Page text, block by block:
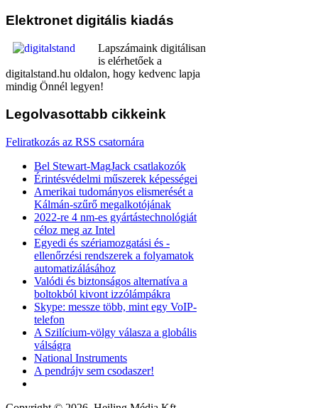
Elektronet digitális kiadás
Lapszámaink digitálisan
is elérhetőek a
digitalstand.hu oldalon, hogy kedvenc lapja
mindig Önnél legyen!
Legolvasottabb cikkeink
Feliratkozás az RSS csatornára
Bel Stewart-MagJack csatlakozók
Érintésvédelmi műszerek képességei
Amerikai tudományos elismerését a
Kálmán-szűrő megalkotójának
2022-re 4 nm-es gyártástechnológiát
céloz meg az Intel
Egyedi és szériamozgatási és -
ellenőrzési rendszerek a folyamatok
automatizálásához
Valódi és biztonságos alternatíva a
boltokból kivont izzólámpákra
Skype: messze több, mint egy VoIP-
telefon
A Szilícium-völgy válasza a globális
válságra
National Instruments
A pendrájv sem csodaszer!